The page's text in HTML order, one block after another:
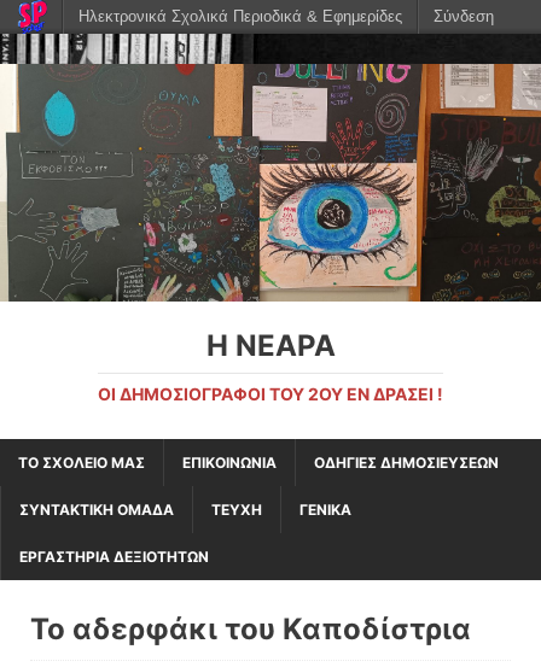
Η ΝΕΑΡΑ
ΟΙ ΔΗΜΟΣΙΟΓΡΆΦΟΙ ΤΟΥ 2ΟΥ ΕΝ ΔΡΆΣΕΙ !
ΤΟ ΣΧΟΛΕΙΟ ΜΑΣ ΕΠΙΚΟΙΝΩΝΙΑ ΟΔΗΓΙΕΣ ΔΗΜΟΣΙΕΥΣΕΩΝ
ΣΥΝΤΑΚΤΙΚΗ ΟΜΑΔΑ ΤΕΥΧΗ ΓΕΝΙΚΑ
ΕΡΓΑΣΤΗΡΙΑ ΔΕΞΙΟΤΗΤΩΝ
Το αδερφάκι του Καποδίστρια
Ηλεκτρονικά Σχολικά Περιοδικά & Εφημερίδες Σύνδεση